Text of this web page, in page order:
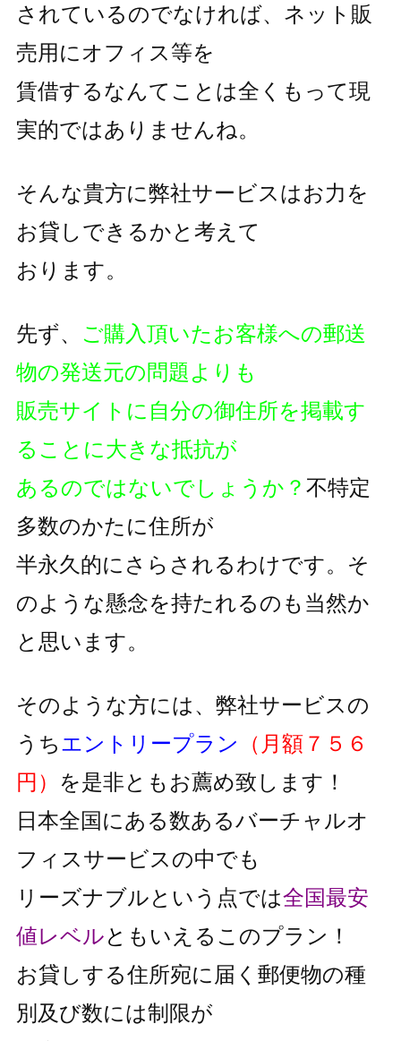
されているのでなければ、ネット販
売用にオフィス等を
賃借するなんてことは全くもって現
実的ではありませんね。
そんな貴方に弊社サービスはお力を
お貸しできるかと考えて
おります。
先ず、 ご購入頂いたお客様への郵送
物の発送元の問題よりも
販売サイトに自分の御住所を掲載す
ることに大きな抵抗が
あるのではないでしょうか？ 不特定
多数のかたに住所が
半永久的にさらされるわけです。そ
のような懸念を持たれるのも 当然か
と思います。
そのような方には、弊社サービスの
うちエントリープラン
（月額７５６
円） を是非ともお薦め致します！
日本全国にある数あるバーチャルオ
フィスサービスの中でも
リーズナブルという点では全国最安
値レベルと もいえるこのプラン！
お貸しする住所宛に届く郵便物の種
別及び数には制限が